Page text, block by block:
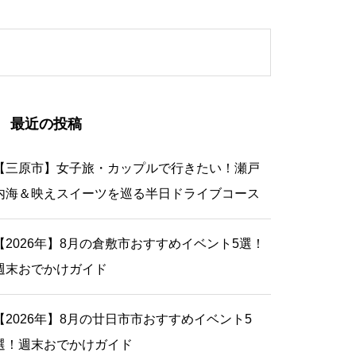
最近の投稿
三原市】女子旅・カップルで行きたい！瀬戸
海＆映えスイーツを巡る半日ドライブコース
2026年】8月の倉敷市おすすめイベント5選！
末おでかけガイド
2026年】8月の廿日市市おすすめイベント5
！週末おでかけガイド